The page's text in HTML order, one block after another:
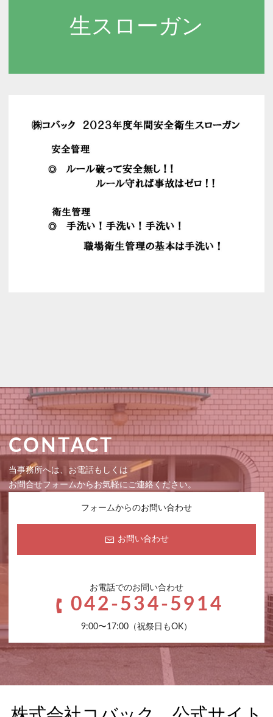
生スローガン
CONTACT
当事務所へは、お電話もしくは
お問合せフォームからお気軽にご連絡ください。
フォームからのお問い合わせ
お問い合わせ
お電話でのお問い合わせ
042-534-5914
9:00〜17:00（祝祭日もOK）